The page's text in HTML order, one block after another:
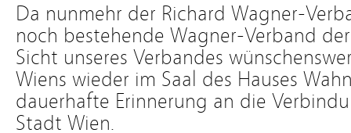
Da nunmehr der Richard Wagner-
noch bestehende Wagner-Verband
Sicht unseres Verbandes
Wiens wieder im Saal des Hauses
dauerhafte Erinnerung an die
Stadt Wien.